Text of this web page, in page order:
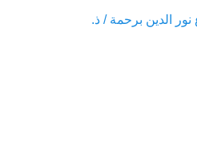
الدين برحمة / ذ.